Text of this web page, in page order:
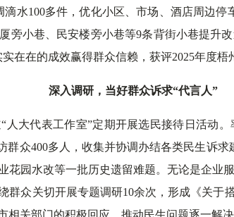
水100多件，优化小区、市场、酒店周边
旁小巷、民安楼旁小巷等9条背街小巷提升
在在的成效赢得群众信赖，获评2025年度梧
深入调研，当好群众诉求“代言人”
人大代表工作室”定期开展选民接待日活动
众400多人，收集并协调办结各类民生诉求
花园水改等一批历史遗留难题。无论是企业
众关切开展专题调研10余次，形成《关于